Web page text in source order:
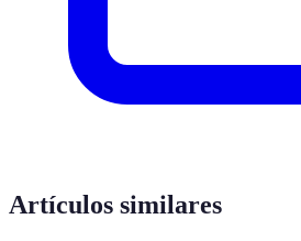
Artículos similares